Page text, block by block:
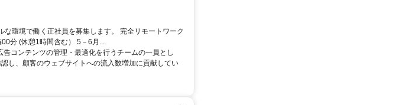
環境で働く正社員を募集します。 完全リモートワーク
分 (休憩1時間含む） 5－6月...
コンテンツの管理・最適化を行うチームの一員とし
し、顧客のウェブサイトへの流入数増加に貢献してい